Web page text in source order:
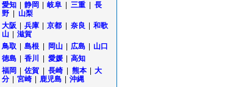
愛知 静岡 岐阜 三重
長
野
山梨
大阪 兵庫 京都 奈良
和歌
山
滋賀
鳥取 島根 岡山 広島 山口
徳島 香川 愛媛 高知
福岡 佐賀 長崎 熊本
大
分
宮崎 鹿児島 沖縄